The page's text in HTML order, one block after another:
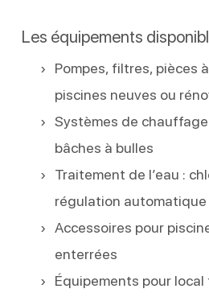
Les équipements
Pompes, filtres, pièces
piscines neuves ou
Systèmes de
bâches à bulles
Traitement de l’eau :
régulation automatique
Accessoires pour
enterrées
Équipements pour